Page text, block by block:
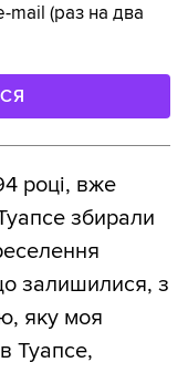
mail (раз на два
році, вже
збирали
залишилися, з
яку моя
Туапсе,